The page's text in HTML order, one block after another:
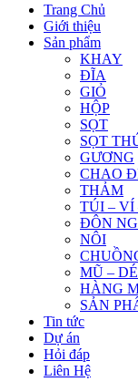
Trang Chủ
Giới thiệu
Sản phẩm
KHAY
ĐĨA
GIỎ
HỘP
SỌT
SỌT
GƯƠNG
CHAO
THẢM
TÚI – VÍ
ĐÔN
NÔI
MŨ –
HÀNG
SẢN
Tin tức
Dự án
Hỏi đáp
Liên Hệ